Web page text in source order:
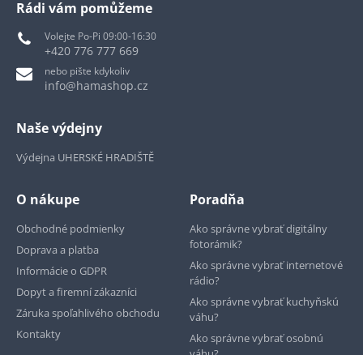
Rádi vám pomůžeme
Volejte Po-Pi 09:00-16:30
+420 776 777 669
nebo pište kdykoliv
info@hamashop.cz
Naše výdejny
Výdejna UHERSKÉ HRADIŠTĚ
O nákupe
Obchodné podmienky
Doprava a platba
Informácie o GDPR
Dopyt a firemní zákazníci
Záruka spoľahlivého obchodu
Kontakty
Poradňa
Ako správne vybrať digitálny
fotorámik?
Ako správne vybrať internetové
rádio?
Ako správne vybrať kuchyňskú
váhu?
Ako správne vybrať osobnú